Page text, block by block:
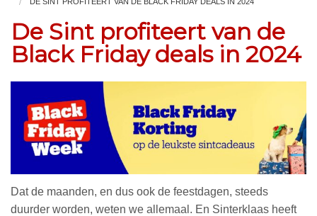
De Sint profiteert van de
Black Friday deals in 2024
Dat de maanden, en dus ook de feestdagen, steeds
duurder worden, weten we allemaal. En Sinterklaas heeft